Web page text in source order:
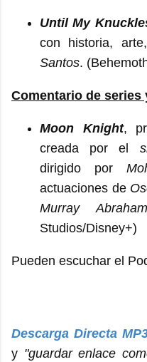
Until My
con historia,
Santos.
Comentario de series
Moon Knight,
creada por el
dirigido por
actuaciones de
Murray Abraham
Studios/Disney+)
Pueden escuchar el
Descarga Directa
y "guardar enlace